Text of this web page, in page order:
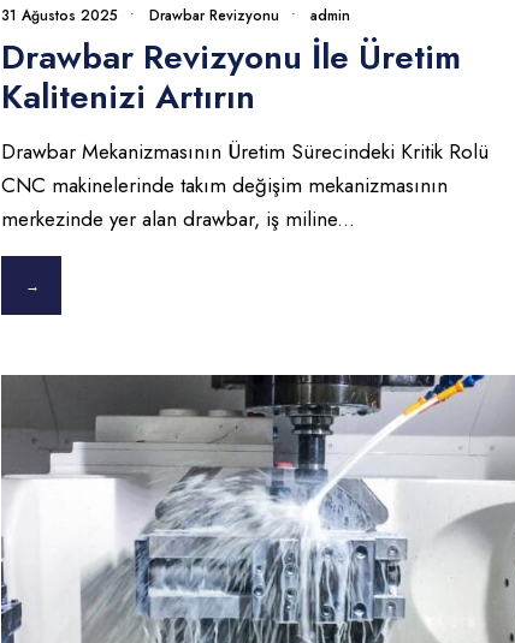
31 Ağustos 2025 • Drawbar Revizyonu • admin
Drawbar Revizyonu İle Üretim
Kalitenizi Artırın
Drawbar Mekanizmasının Üretim Sürecindeki Kritik Rolü
CNC makinelerinde takım değişim mekanizmasının
merkezinde yer alan drawbar, iş miline...
→